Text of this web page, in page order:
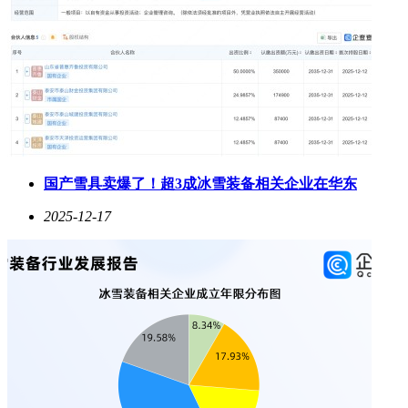
国产雪具卖爆了！超3成冰雪装备相关企业在华东
2025-12-17